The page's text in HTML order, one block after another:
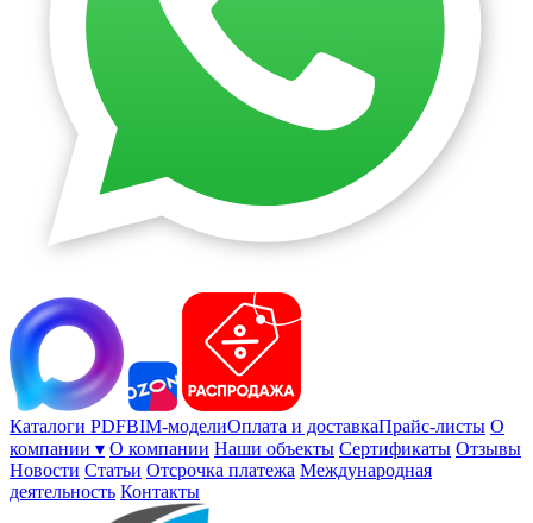
Каталоги PDFBIM-моделиОплата и доставкаПрайс-листы О
компании ▾ О компании Наши объекты Сертификаты Отзывы
Новости Статьи Отсрочка платежа Международная
деятельность Контакты